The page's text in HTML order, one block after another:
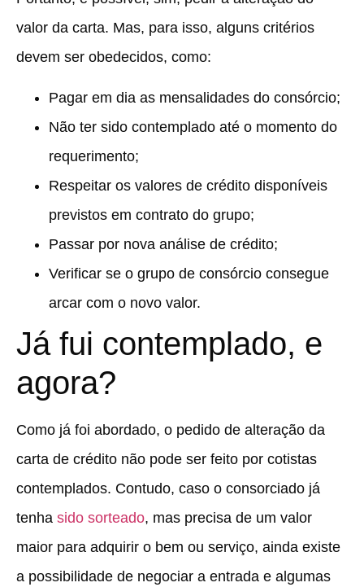
valor da carta. Mas, para isso, alguns critérios
devem ser obedecidos, como:
Pagar em dia as mensalidades do consórcio;
Não ter sido contemplado até o momento do
requerimento;
Respeitar os valores de crédito disponíveis
previstos em contrato do grupo;
Passar por nova análise de crédito;
Verificar se o grupo de consórcio consegue
arcar com o novo valor.
Já fui contemplado, e
agora?
Como já foi abordado, o pedido de alteração da
carta de crédito não pode ser feito por cotistas
contemplados. Contudo, caso o consorciado já
tenha sido sorteado, mas precisa de um valor
maior para adquirir o bem ou serviço, ainda existe
a possibilidade de negociar a entrada e algumas